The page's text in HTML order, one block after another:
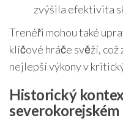
zvýšila efektivita
Trenéři mohou také
klíčové hráče svěží, což
nejlepší výkony v
Historický
severokorejském